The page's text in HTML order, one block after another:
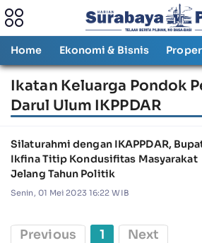
Home Ekonomi & Bisnis
Ikatan Keluarga Pondok
Darul Ulum IKPPDAR
Silaturahmi dengan IKAPPDAR,
Ikfina Titip Kondusifitas Masyarakat
Jelang Tahun Politik
Senin, 01 Mei 2023 16:22 WIB
Previous 1 Next